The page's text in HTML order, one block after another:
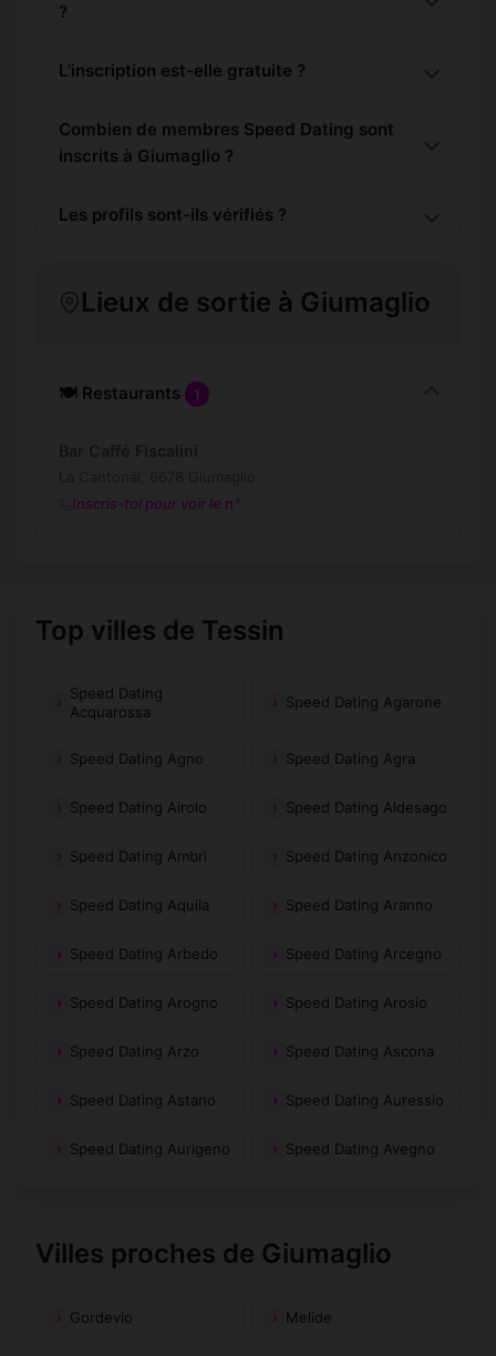
?
L'inscription est-elle gratuite ?
Combien de membres Speed Dating sont
inscrits à Giumaglio ?
Les profils sont-ils vérifiés ?
Lieux de sortie à Giumaglio
🍽️ Restaurants 1
Inscris-toi pour voir le n°
Top villes de Tessin
Speed Dating
Acquarossa
Speed Dating Agarone
Speed Dating Agno Speed Dating Agra
Speed Dating Airolo Speed Dating Aldesago
Speed Dating Ambrì Speed Dating Anzonico
Speed Dating Aquila Speed Dating Aranno
Speed Dating Arbedo Speed Dating Arcegno
Speed Dating Arogno Speed Dating Arosio
Speed Dating Arzo Speed Dating Ascona
Speed Dating Astano Speed Dating Auressio
Speed Dating Aurigeno Speed Dating Avegno
Villes proches de Giumaglio
Gordevio Melide